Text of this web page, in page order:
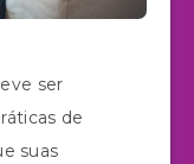
ser
de
suas